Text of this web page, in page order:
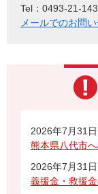
Tel：0493-21-
メールでのお問
2026年7月31
熊本県八代市
2026年7月31
義援金・救援